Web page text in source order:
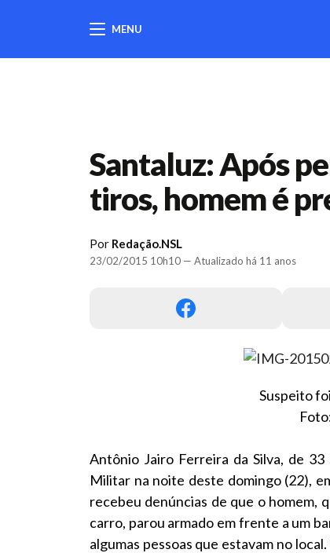
MENU
Santaluz: Após
tiros, homem é
Por Redação.NSL
23/02/2015 10h10 — Atualizado há 11 anos
Suspeito
Antônio Jairo Ferreira da Silva, de 33
Militar na noite deste domingo (22),
recebeu denúncias de que o homem,
carro, parou armado em frente a um
algumas pessoas que estavam no